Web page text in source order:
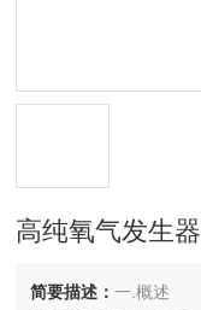
高纯氧气发生器
简要描述：一.概述